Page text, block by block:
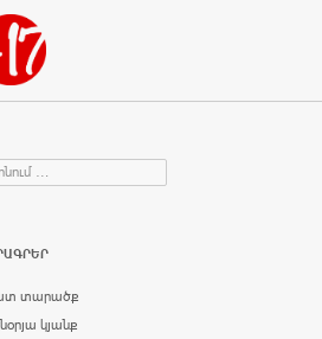
for:
տարածք
կյանք